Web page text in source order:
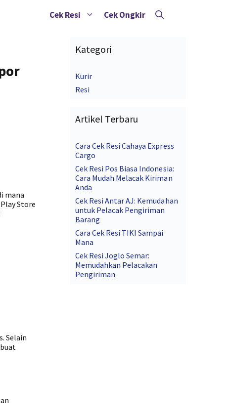
Cek Resi Cek Ongkir
mana
Store
Selain
Kategori
Kurir
Resi
Artikel Terbaru
Cara Cek Resi Cahaya Express
Cargo
Cek Resi Pos Biasa Indonesia:
Cara Mudah Melacak Kiriman
Anda
Cek Resi Antar AJ: Kemudahan
untuk Pelacak Pengiriman
Barang
Cara Cek Resi TIKI Sampai
Mana
Cek Resi Joglo Semar:
Memudahkan Pelacakan
Pengiriman